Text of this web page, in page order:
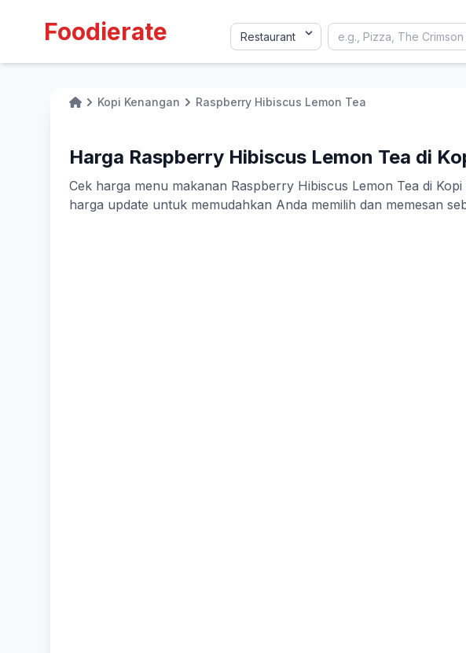
Foodierate
HomeKopi Kenangan Raspberry Hibiscus Lemon Tea
Harga Raspberry Hibiscus Lemon Tea di
Cek harga menu makanan Raspberry Hibiscus Lemon Tea di
harga update untuk memudahkan Anda memilih dan memesan